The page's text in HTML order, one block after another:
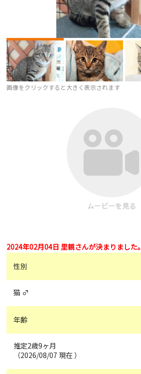
画像をクリックすると大きく表示されます
ムービーを見る
2024年02月04日 里親さんが決まりました。
性別
猫 ♂
年齢
推定2歳9ヶ月
（2026/08/07 現在 ）